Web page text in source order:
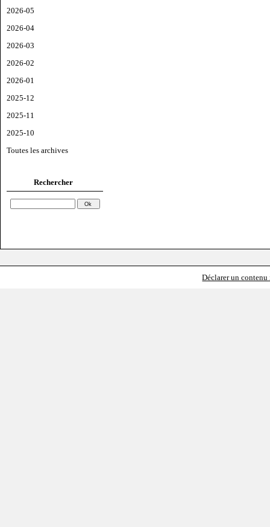
2026-05
2026-04
2026-03
2026-02
2026-01
2025-12
2025-11
2025-10
Toutes les archives
Rechercher
Déclarer un